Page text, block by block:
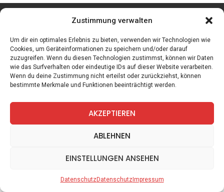
Zustimmung verwalten
Um dir ein optimales Erlebnis zu bieten, verwenden wir Technologien wie
Cookies, um Geräteinformationen zu speichern und/oder darauf
zuzugreifen. Wenn du diesen Technologien zustimmst, können wir Daten
wie das Surfverhalten oder eindeutige IDs auf dieser Website verarbeiten.
Wenn du deine Zustimmung nicht erteilst oder zurückziehst, können
bestimmte Merkmale und Funktionen beeinträchtigt werden.
AKZEPTIEREN
ABLEHNEN
EINSTELLUNGEN ANSEHEN
DatenschutzDatenschutzImpressum
facebook instagram
Spiele Zitate Kontakt Datenschutz Impressum